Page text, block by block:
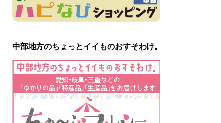
中部地方のちょっとイイものおすそわけ。